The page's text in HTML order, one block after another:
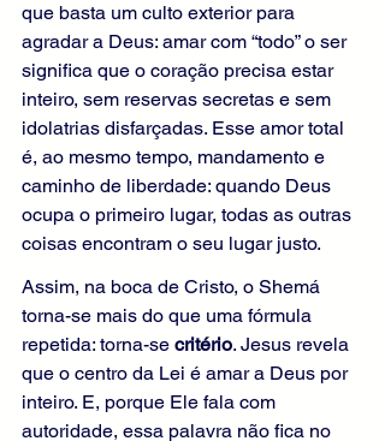
que basta um culto exterior para
agradar a Deus: amar com “todo” o ser
significa que o coração precisa estar
inteiro, sem reservas secretas e sem
idolatrias disfarçadas. Esse amor total
é, ao mesmo tempo, mandamento e
caminho de liberdade: quando Deus
ocupa o primeiro lugar, todas as outras
coisas encontram o seu lugar justo.
Assim, na boca de Cristo, o Shemá
torna-se mais do que uma fórmula
repetida: torna-se critério. Jesus revela
que o centro da Lei é amar a Deus por
inteiro. E, porque Ele fala com
autoridade, essa palavra não fica no